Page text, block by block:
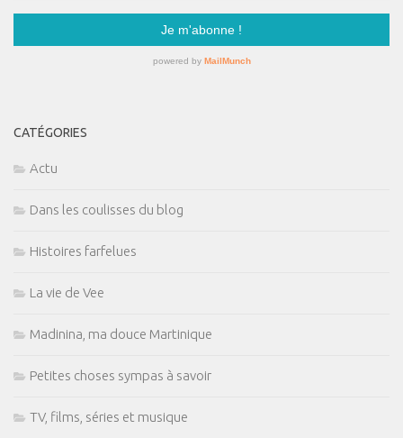
CATÉGORIES
Actu
Dans les coulisses du blog
Histoires farfelues
La vie de Vee
Madinina, ma douce Martinique
Petites choses sympas à savoir
TV, films, séries et musique